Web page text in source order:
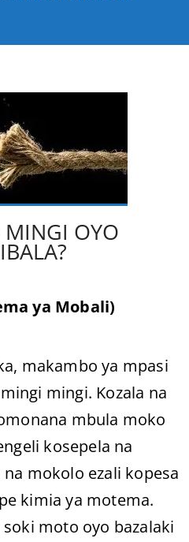
MINGI OYO
ya Mobali)
makambo ya mpasi
mingi. Kozala na
mbula moko
kosepela na
mokolo ezali kopesa
kimia ya motema.
moto oyo bazalaki